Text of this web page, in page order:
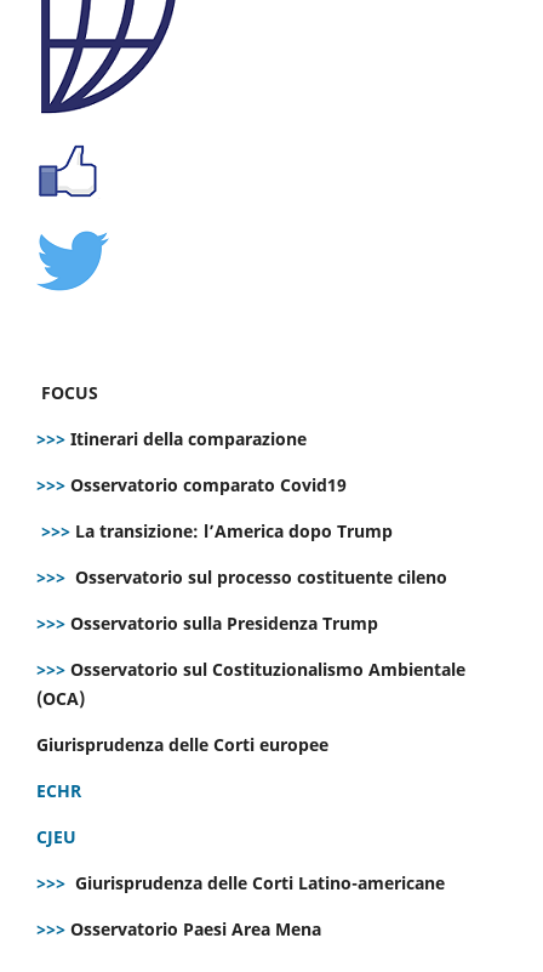
FOCUS
>>> Itinerari della comparazione
>>> Osservatorio comparato Covid19
>>> La transizione: l’America dopo Trump
>>> Osservatorio sul processo costituente cileno
>>> Osservatorio sulla Presidenza Trump
>>> Osservatorio sul Costituzionalismo Ambientale
(OCA)
Giurisprudenza delle Corti europee
ECHR
CJEU
>>> Giurisprudenza delle Corti Latino-americane
>>> Osservatorio Paesi Area Mena